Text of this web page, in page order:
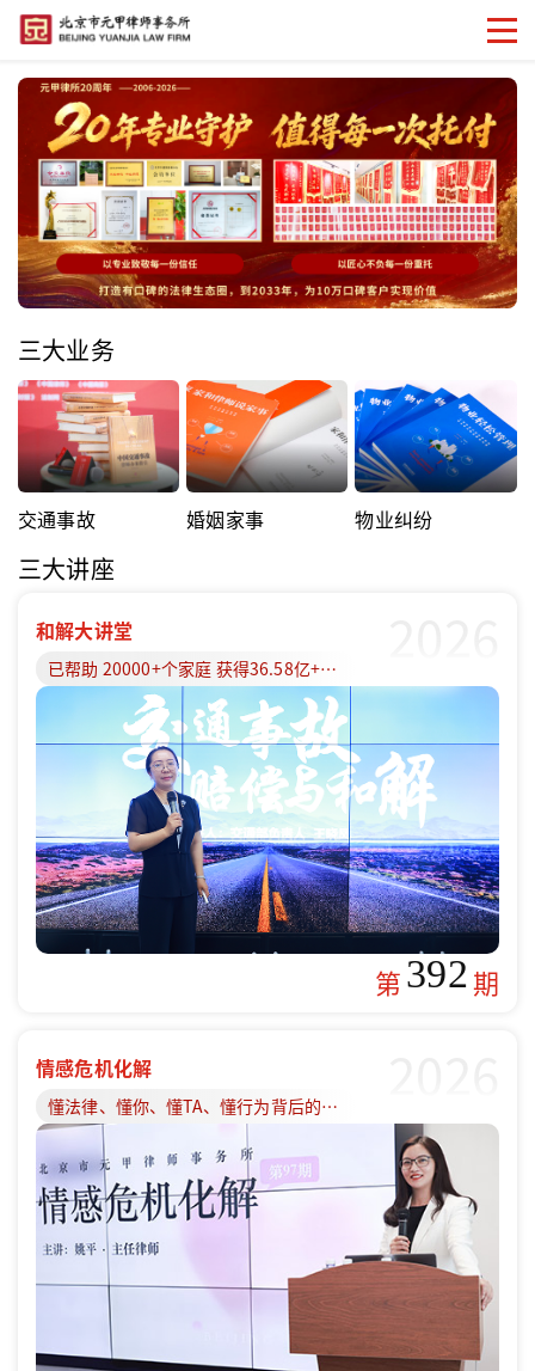
三大业务
交通事故 婚姻家事 物业纠纷
三大讲座
和解大讲堂
已帮助 20000+个家庭 获得36.58亿+赔偿款
第392期
情感危机化解
懂法律、懂你、懂TA、懂行为背后的原因